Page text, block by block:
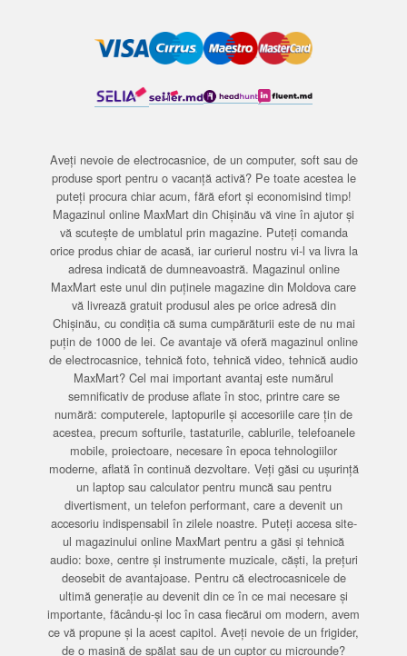
Aveți nevoie de electrocasnice, de un computer, soft sau de
produse sport pentru o vacanță activă? Pe toate acestea le
puteți procura chiar acum, fără efort și economisind timp!
Magazinul online MaxMart din Chișinău vă vine în ajutor și
vă scutește de umblatul prin magazine. Puteți comanda
orice produs chiar de acasă, iar curierul nostru vi-l va livra la
adresa indicată de dumneavoastră. Magazinul online
MaxMart este unul din puținele magazine din Moldova care
vă livrează gratuit produsul ales pe orice adresă din
Chișinău, cu condiția că suma cumpărăturii este de nu mai
puțin de 1000 de lei. Ce avantaje vă oferă magazinul online
de electrocasnice, tehnică foto, tehnică video, tehnică audio
MaxMart? Cel mai important avantaj este numărul
semnificativ de produse aflate în stoc, printre care se
numără: computerele, laptopurile și accesoriile care țin de
acestea, precum softurile, tastaturile, cablurile, telefoanele
mobile, proiectoare, necesare în epoca tehnologiilor
moderne, aflată în continuă dezvoltare. Veți găsi cu ușurință
un laptop sau calculator pentru muncă sau pentru
divertisment, un telefon performant, care a devenit un
accesoriu indispensabil în zilele noastre. Puteți accesa site-
ul magazinului online MaxMart pentru a găsi și tehnică
audio: boxe, centre și instrumente muzicale, căști, la prețuri
deosebit de avantajoase. Pentru că electrocasnicele de
ultimă generație au devenit din ce în ce mai necesare și
importante, făcându-și loc în casa fiecărui om modern, avem
ce vă propune și la acest capitol. Aveți nevoie de un frigider,
de o mașină de spălat sau de un cuptor cu microunde?